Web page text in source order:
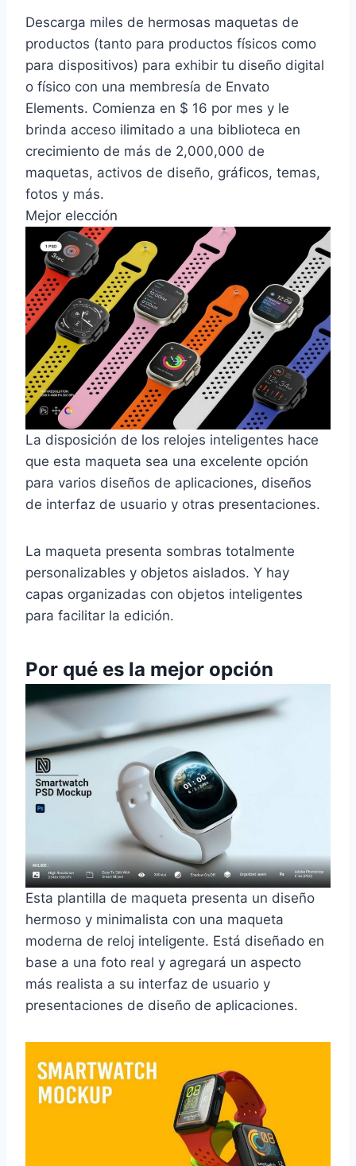
Descarga miles de hermosas maquetas de
productos (tanto para productos físicos como
para dispositivos) para exhibir tu diseño digital
o físico con una membresía de Envato
Elements. Comienza en $ 16 por mes y le
brinda acceso ilimitado a una biblioteca en
crecimiento de más de 2,000,000 de
maquetas, activos de diseño, gráficos, temas,
fotos y más.
Mejor elección
La disposición de los relojes inteligentes hace
que esta maqueta sea una excelente opción
para varios diseños de aplicaciones, diseños
de interfaz de usuario y otras presentaciones.
La maqueta presenta sombras totalmente
personalizables y objetos aislados. Y hay
capas organizadas con objetos inteligentes
para facilitar la edición.
Por qué es la mejor opción
Esta plantilla de maqueta presenta un diseño
hermoso y minimalista con una maqueta
moderna de reloj inteligente. Está diseñado en
base a una foto real y agregará un aspecto
más realista a su interfaz de usuario y
presentaciones de diseño de aplicaciones.